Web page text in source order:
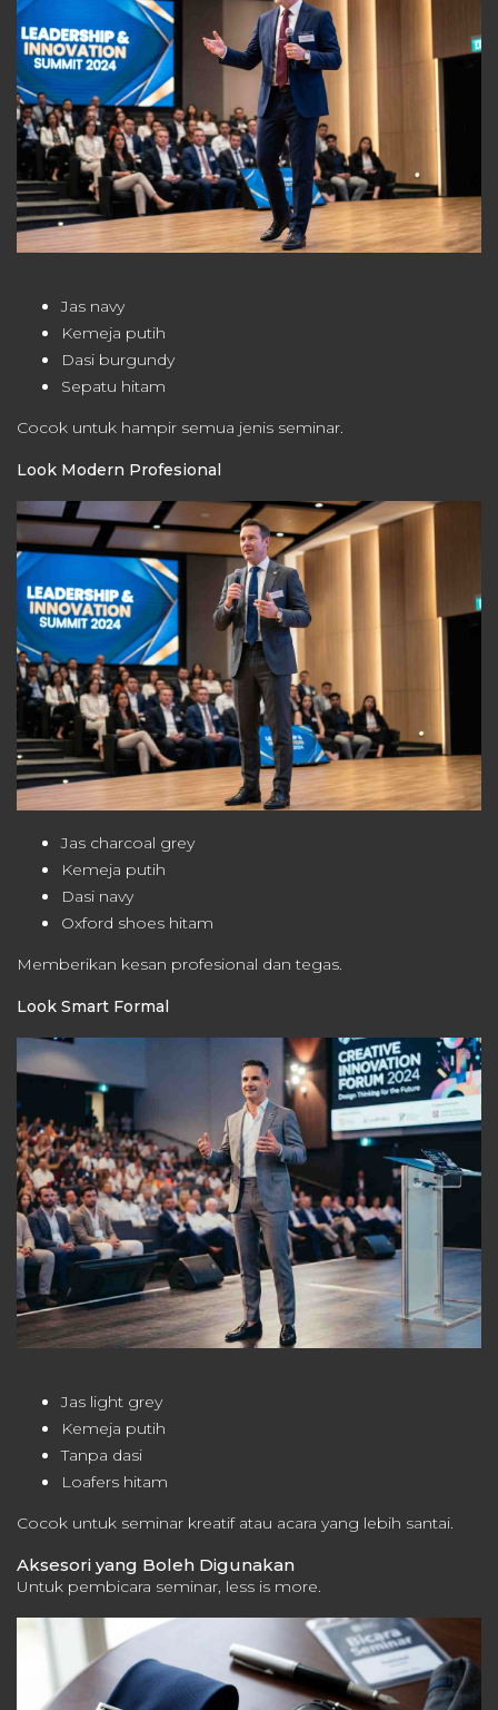
Jas navy
Kemeja putih
Dasi burgundy
Sepatu hitam
Cocok untuk hampir semua jenis seminar.
Look Modern Profesional
Jas charcoal grey
Kemeja putih
Dasi navy
Oxford shoes hitam
Memberikan kesan profesional dan tegas.
Look Smart Formal
Jas light grey
Kemeja putih
Tanpa dasi
Loafers hitam
Cocok untuk seminar kreatif atau acara yang lebih santai.
Aksesori yang Boleh Digunakan
Untuk pembicara seminar, less is more.